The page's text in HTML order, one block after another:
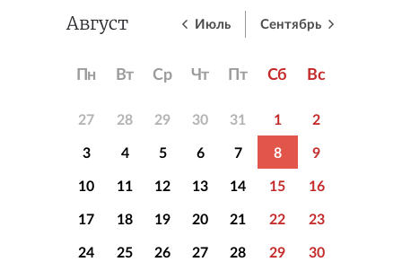
Август Июль Сентябрь
Пн Вт Ср Чт Пт Сб Вс
27 28 29 30 31 1
2
3
4 5 6 7 8
9
10
11 12 13 14 15
16
17
18 19 20 21 22
23
24
25 26 27 28 29
30